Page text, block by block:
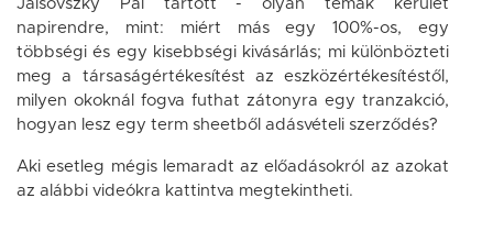
Jalsovszky Pál tartott - olyan témák kerület
napirendre, mint: miért más egy 100%-os, egy
többségi és egy kisebbségi kivásárlás; mi különbözteti
meg a társaságértékesítést az eszközértékesítéstől,
milyen okoknál fogva futhat zátonyra egy tranzakció,
hogyan lesz egy term sheetből adásvételi szerződés?
Aki esetleg mégis lemaradt az előadásokról az azokat
az alábbi videókra kattintva megtekintheti.